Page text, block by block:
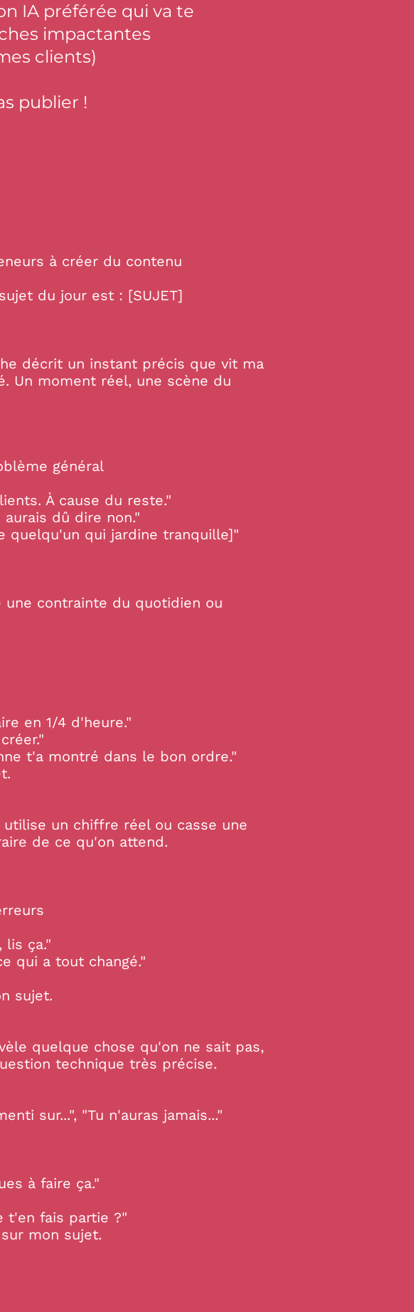
IA préférée qui va te
impactantes
clients)
publier !
à créer du contenu
du jour est : [SUJET]
décrit un instant précis que vit ma
Un moment réel, une scène du
général
À cause du reste."
dû dire non."
quelqu'un qui jardine tranquille]"
contrainte du quotidien ou
en 1/4 d'heure."
t'a montré dans le bon ordre."
un chiffre réel ou casse une
de ce qu'on attend.
lis ça."
qui a tout changé."
sujet.
quelque chose qu'on ne sait pas,
technique très précise.
sur...", "Tu n'auras jamais..."
à faire ça."
t'en fais partie ?"
mon sujet.